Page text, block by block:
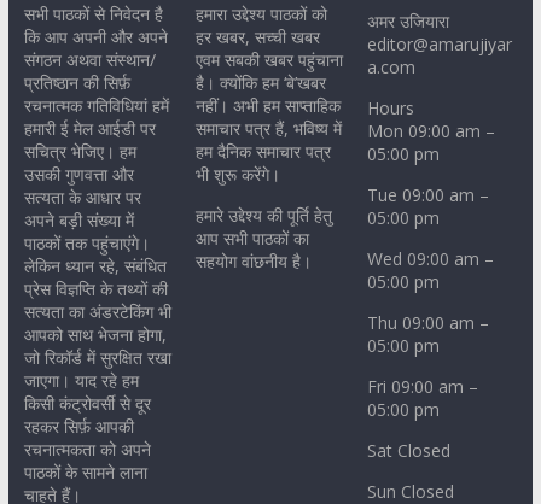
सभी पाठकों से निवेदन है
कि आप अपनी और अपने
संगठन अथवा संस्थान/
प्रतिष्ठान की सिर्फ़
रचनात्मक गतिविधियां हमें
हमारी ई मेल आईडी पर
सचित्र भेजिए। हम
उसकी गुणवत्ता और
सत्यता के आधार पर
अपने बड़ी संख्या में
पाठकों तक पहुंचाएंगे।
लेकिन ध्यान रहे, संबंधित
प्रेस विज्ञप्ति के तथ्यों की
सत्यता का अंडरटेकिंग भी
आपको साथ भेजना होगा,
जो रिकॉर्ड में सुरक्षित रखा
जाएगा। याद रहे हम
किसी कंट्रोवर्सी से दूर
रहकर सिर्फ़ आपकी
रचनात्मकता को अपने
पाठकों के सामने लाना
चाहते हैं।
हमारा उद्देश्य पाठकों को
हर खबर, सच्ची खबर
एवम सबकी खबर पहुंचाना
है। क्योंकि हम ‘बे’खबर
नहीं। अभी हम साप्ताहिक
समाचार पत्र हैं, भविष्य में
हम दैनिक समाचार पत्र
भी शुरू करेंगे।
हमारे उद्देश्य की पूर्ति हेतु
आप सभी पाठकों का
सहयोग वांछनीय है।
अमर उजियारा
editor@amarujiyar
a.com
Hours
Mon 09:00 am –
05:00 pm
Tue 09:00 am –
05:00 pm
Wed 09:00 am –
05:00 pm
Thu 09:00 am –
05:00 pm
Fri 09:00 am –
05:00 pm
Sat Closed
Sun Closed